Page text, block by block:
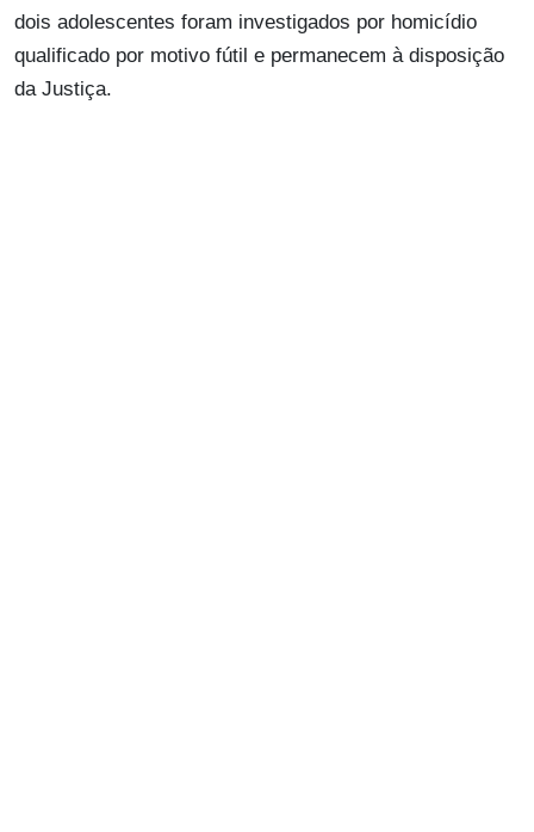
dois adolescentes foram investigados por homicídio
qualificado por motivo fútil e permanecem à disposição
da Justiça.